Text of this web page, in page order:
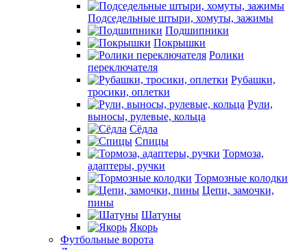
Подседельные штыри, хомуты, зажимы
Подшипники
Покрышки
Ролики
переключателя
Рубашки,
тросики, оплетки
Рули,
выносы, рулевые, кольца
Сёдла
Спицы
Тормоза,
адаптеры, ручки
Тормозные колодки
Цепи, замочки,
пины
Шатуны
Якорь
Футбольные ворота